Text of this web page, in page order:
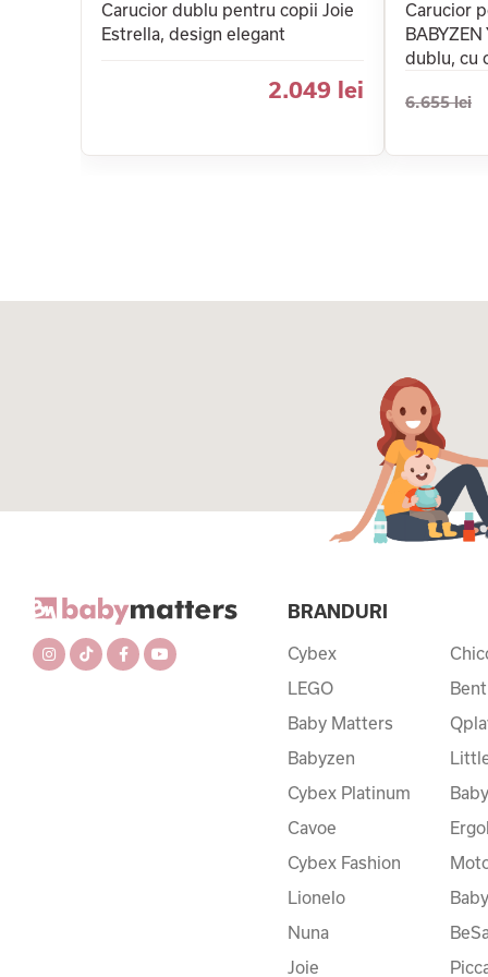
Carucior dublu pentru copii Joie
Estrella, design elegant
2.049 lei
Carucior
BABYZEN
dublu, cu
6.655 lei
BRANDURI
Cybex
LEGO
Baby Matters
Babyzen
Cybex Platinum
Cavoe
Cybex Fashion
Lionelo
Nuna
Joie